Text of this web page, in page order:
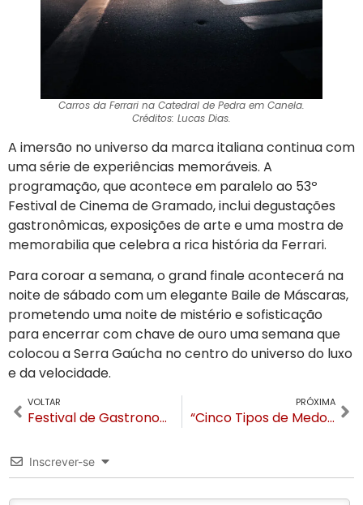
Carros da Ferrari na Catedral de Pedra em Canela.
Créditos: Lucas Dias.
A imersão no universo da marca italiana continua com
uma série de experiências memoráveis. A
programação, que acontece em paralelo ao 53º
Festival de Cinema de Gramado, inclui degustações
gastronômicas, exposições de arte e uma mostra de
memorabilia que celebra a rica história da Ferrari.
Para coroar a semana, o grand finale acontecerá na
noite de sábado com um elegante Baile de Máscaras,
prometendo uma noite de mistério e sofisticação
para encerrar com chave de ouro uma semana que
colocou a Serra Gaúcha no centro do universo do luxo
e da velocidade.
VOLTAR
Festival de Gastronomia de Gramado abre inscrições para Roteiro Gastronômico com novidades para restaurantes e visitantes
PRÓXIMA
“Cinco Tipos de Medo”, estrelado por Bella Campos e Xamã é o grande vencedor do 53º Festival de Cinema de Gramado
Inscrever-se